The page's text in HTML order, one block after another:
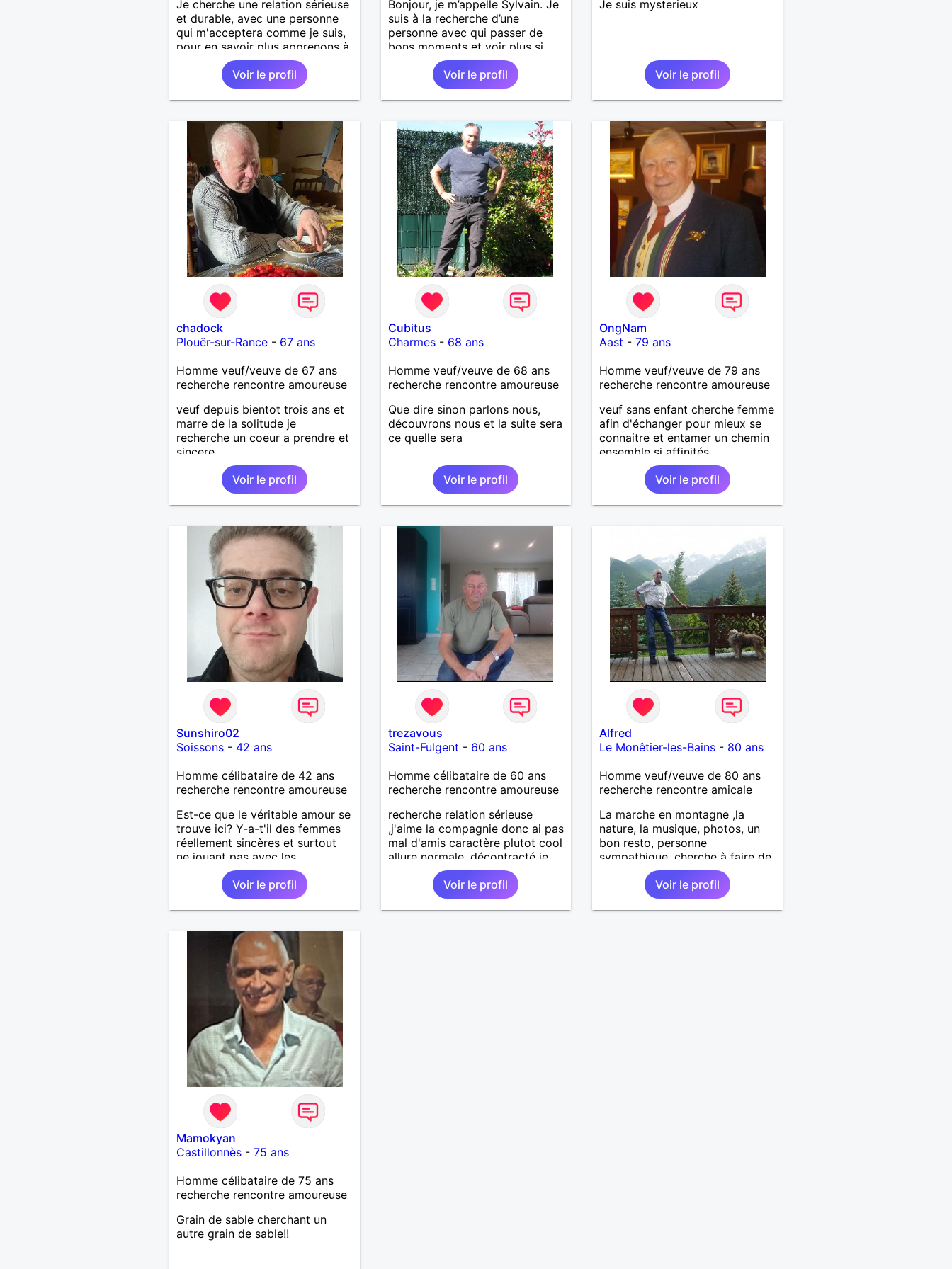
Je cherche une relation sérieuse
et durable, avec une personne
qui m'acceptera comme je suis,
pour en savoir plus apprenons à
nous connaître 🙂
Voir le profil
Bonjour, je m’appelle Sylvain. Je
suis à la recherche d’une
personne avec qui passer de
bons moments et voir plus si
nous nous correspondons.
J’aime la nature, les voyages et
aussi faire la fête de temps en
temps ;-)Je suis papa d’un petit
m’occupe en garde alternée.
J’aime à peu près tous les styles
de musique. (Oui je suis pas trop
fan de Jul). Je fais du sport
pour garder la forme et plutôt
agréable à regarder. (Enfin je le
pense en tout cas 😂)
Voir le profil
Je suis mysterieux
Voir le profil
chadock
Plouër-sur-Rance- 67 ans
Homme veuf/veuve de 67 ans
recherche rencontre amoureuse
veuf depuis bientot trois ans et
marre de la solitude je
recherche un coeur a prendre et
sincere
Voir le profil
Cubitus
Charmes- 68 ans
Homme veuf/veuve de 68 ans
recherche rencontre amoureuse
Que dire sinon parlons nous,
découvrons nous et la suite sera
ce quelle sera
Voir le profil
OngNam
Aast -79 ans
Homme veuf/veuve de 79 ans
recherche rencontre amoureuse
veuf sans enfant cherche femme
afin d'échanger pour mieux se
connaitre et entamer un chemin
ensemble si affinités.
Voir le profil
Sunshiro02
Soissons- 42 ans
Homme célibataire de 42 ans
recherche rencontre amoureuse
Est-ce que le véritable amour se
trouve ici? Y-a-t'il des femmes
réellement sincères et surtout
ne jouant pas avec les
sentiments des hommes? Etant
un homme protecteur et
bienveillant, je veux continuer
d'y croire et pouvoir enfin
désir temps. Faux profil,
profiteuse et autres joyeuseté
passer votre chemin, vous ne
m'intéressez pas du tout!
Voir le profil
trezavous
Saint-Fulgent - 60 ans
Homme célibataire de 60 ans
recherche rencontre amoureuse
recherche relation sérieuse
,j'aime la compagnie donc ai pas
mal d'amis caractère plutot cool
allure normale ,décontracté je
voudrais rencontrer une
personne aimant la nature
,bricolage ,quelqu'un de simple
et naturel à vos claviers
Voir le profil
Alfred
Le Monêtier-les-Bains - 80 ans
Homme veuf/veuve de 80 ans
recherche rencontre amicale
La marche en montagne ,la
nature, la musique, photos, un
bon resto, personne
sympathique, cherche à faire de
nouvelles connaissances .
Voir le profil
Mamokyan
Castillonnès- 75 ans
Homme célibataire de 75 ans
recherche rencontre amoureuse
Grain de sable cherchant un
autre grain de sable!!